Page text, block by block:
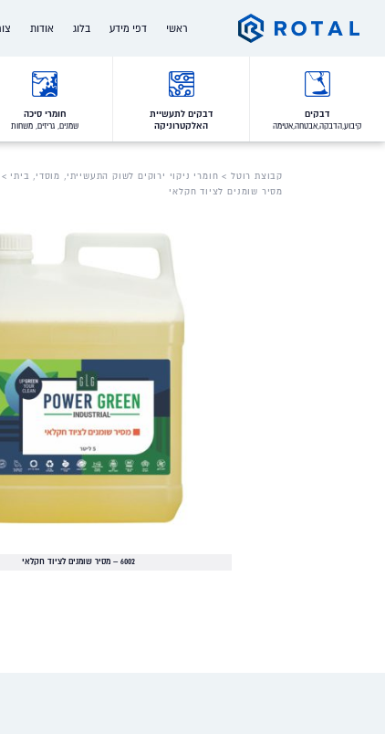
ראשי דפי מידע
תעשיות בהן אנו פועלים
בלוג אודות
הצוות שלנו
דבקים
קיבוע,הדבקה,אבטחה,אטימה
דבקים לתעשיית
האלקטרוניקה
חומרי סיכה
שמנים, גריזים, משחות
קבוצת רוטל > חומרי ניקוי ירוקים לשוק התעשייתי, מוסדי, ביתי >
מסיר שומנים לציוד חקלאי
6002 – מסיר שומנים לציוד חקלאי